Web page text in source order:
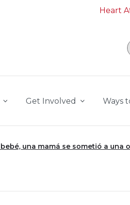
Heart
Search field
Get Involved Ways
una mamá se sometió a una